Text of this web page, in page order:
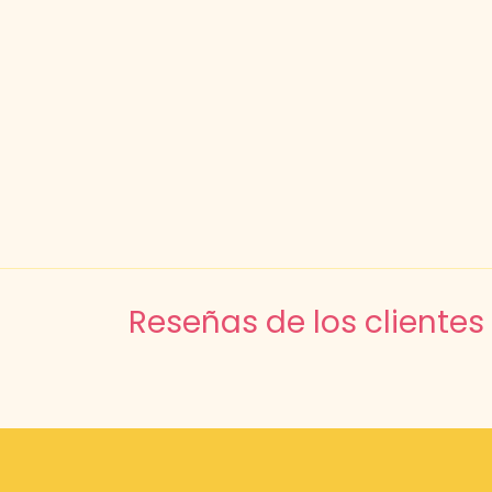
Reseñas de los clientes